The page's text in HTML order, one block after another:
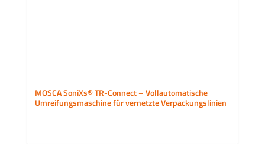
MOSCA SoniXs® TR-Connect – Vollautomatische
Umreifungsmaschine für vernetzte Verpackungslinien